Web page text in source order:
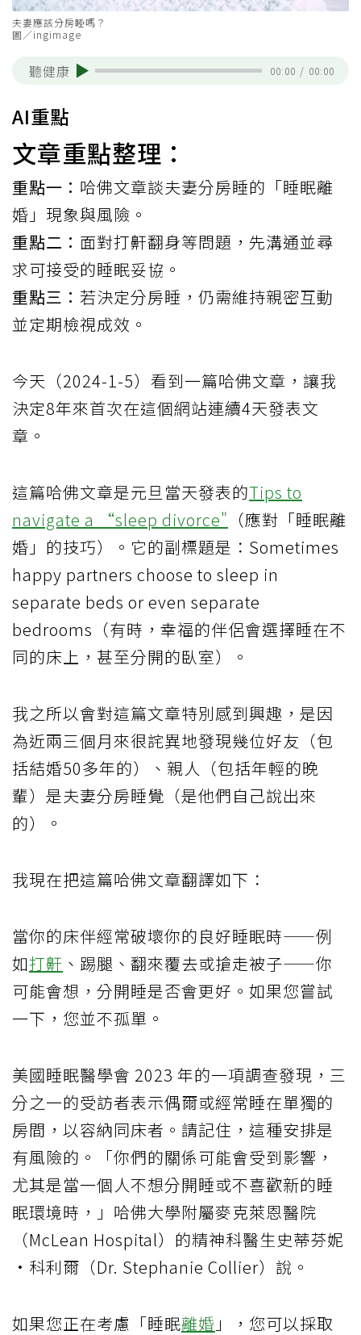
夫妻應該分房睡嗎？
圖／ingimage
聽健康 00:00 / 00:00
AI重點
文章重點整理：
重點一： 哈佛文章談夫妻分房睡的「睡眠離
婚」現象與風險。
重點二： 面對打鼾翻身等問題，先溝通並尋
求可接受的睡眠妥協。
重點三： 若決定分房睡，仍需維持親密互動
並定期檢視成效。
今天（2024-1-5）看到一篇哈佛文章，讓我
決定8年來首次在這個網站連續4天發表文
章。
這篇哈佛文章是元旦當天發表的Tips to
navigate a “sleep divorce" （應對「睡眠離
婚」的技巧）。它的副標題是：Sometimes
happy partners choose to sleep in
separate beds or even separate
bedrooms（有時，幸福的伴侶會選擇睡在不
同的床上，甚至分開的臥室）。
我之所以會對這篇文章特別感到興趣，是因
為近兩三個月來很詫異地發現幾位好友（包
括結婚50多年的）、親人（包括年輕的晚
輩）是夫妻分房睡覺（是他們自己說出來
的）。
我現在把這篇哈佛文章翻譯如下：
當你的床伴經常破壞你的良好睡眠時——例
如打鼾 、踢腿、翻來覆去或搶走被子——你
可能會想，分開睡是否會更好。如果您嘗試
一下，您並不孤單。
美國睡眠醫學會 2023 年的一項調查發現，三
分之一的受訪者表示偶爾或經常睡在單獨的
房間，以容納同床者。請記住，這種安排是
有風險的。「你們的關係可能​​會受到影響，
尤其是當一個人不想分開睡或不喜歡新的睡
眠環境時，」哈佛大學附屬麥克萊恩醫院
（McLean Hospital）的精神科醫生史蒂芬妮
·科利爾（Dr. Stephanie Collier）說。
如果您正在考慮「睡眠離婚 」，您可以採取